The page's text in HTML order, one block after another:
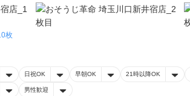
枚
日祝OK 早朝OK 21時以降OK
男性歓迎